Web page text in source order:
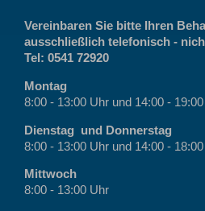
Vereinbaren Sie bitte Ihren
ausschließlich telefonisch -
Tel: 0541 72920
Montag
8:00 - 13:00 Uhr und 14:00 -
Dienstag und Donnerstag
8:00 - 13:00 Uhr und 14:00 -
Mittwoch
8:00 - 13:00 Uhr